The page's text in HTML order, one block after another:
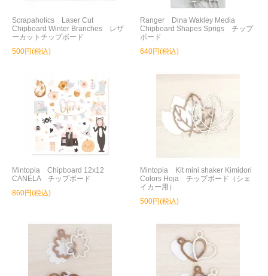
Scrapaholics Laser Cut
Chipboard Winter Branches レザ
ーカットチップボード
500円(税込)
Ranger Dina Wakley Media
Chipboard Shapes Sprigs チップ
ボード
640円(税込)
Mintopia Chipboard 12x12
CANELA チップボード
860円(税込)
Mintopia Kit mini shaker Kimidori
Colors Hoja チップボード（シェ
イカー用）
500円(税込)